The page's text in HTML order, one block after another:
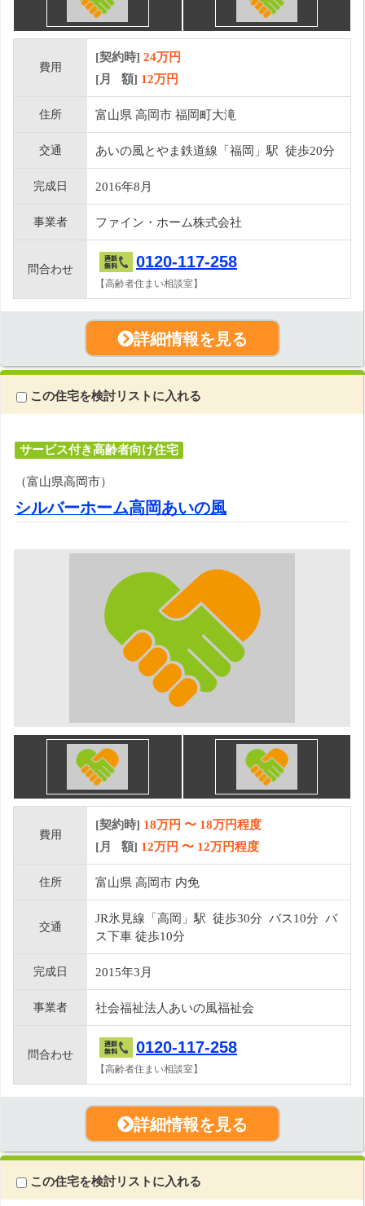
費用
[契約時] 24万円
[月 額] 12万円
住所 富山県 高岡市 福岡町大滝
交通 あいの風とやま鉄道線「福岡」駅 徒歩20分
完成日 2016年8月
事業者 ファイン・ホーム株式会社
問合わせ 0120-117-258
【高齢者住まい相談室】
詳細情報を見る
この住宅を検討リストに入れる
サービス付き高齢者向け住宅
（富山県高岡市）
シルバーホーム高岡あいの風
費用
[契約時] 18万円 〜 18万円程度
[月 額] 12万円 〜 12万円程度
住所 富山県 高岡市 内免
交通
JR氷見線「高岡」駅 徒歩30分 バス10分 バ
ス下車 徒歩10分
完成日 2015年3月
事業者 社会福祉法人あいの風福祉会
問合わせ 0120-117-258
【高齢者住まい相談室】
詳細情報を見る
この住宅を検討リストに入れる